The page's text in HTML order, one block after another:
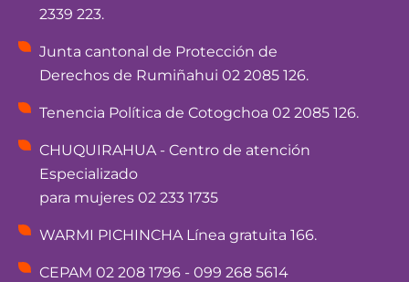
2339 223.
Junta cantonal de Protección de
Derechos de Rumiñahui 02 2085 126.
Tenencia Política de Cotogchoa 02 2085 126.
CHUQUIRAHUA - Centro de atención
Especializado
para mujeres 02 233 1735
WARMI PICHINCHA Línea gratuita 166.
CEPAM 02 208 1796 - 099 268 5614